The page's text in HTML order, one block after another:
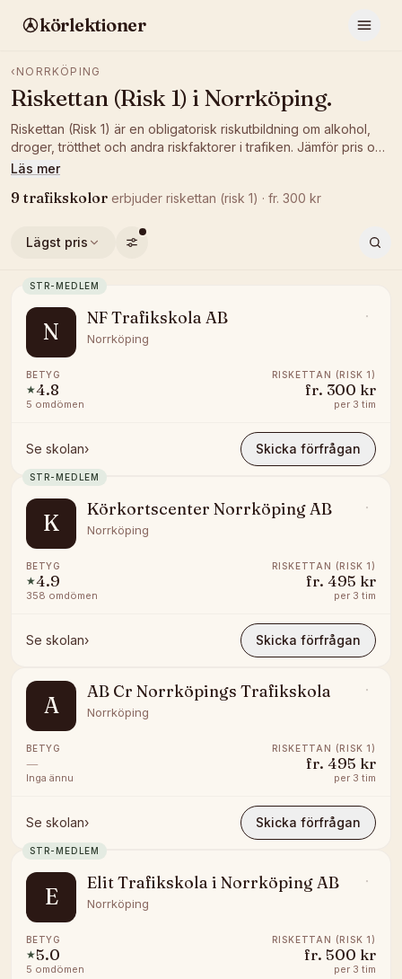
körlektioner
‹ NORRKÖPING
Riskettan (Risk 1) iNorrköping.
Riskettan (Risk 1) är en obligatorisk riskutbildning om alkohol,
droger, trötthet och andra riskfaktorer i trafiken. Jämför pris och
betyg hos trafikskolor i Norrköping som erbjuder Risk 1 och
Läs mer
9 trafikskolor erbjuder riskettan (risk 1) · fr. 300 kr
Lägst pris
STR-MEDLEM
N
NF Trafikskola AB
Norrköping
BETYG
★4.8
5 omdömen
RISKETTAN (RISK 1)
fr. 300 kr
per 3 tim
Se skolan› Skicka förfrågan
STR-MEDLEM
K
Körkortscenter Norrköping AB
Norrköping
BETYG
★4.9
358 omdömen
RISKETTAN (RISK 1)
fr. 495 kr
per 3 tim
Se skolan› Skicka förfrågan
A
AB Cr Norrköpings Trafikskola
Norrköping
BETYG
—
Inga ännu
RISKETTAN (RISK 1)
fr. 495 kr
per 3 tim
Se skolan› Skicka förfrågan
STR-MEDLEM
E
Elit Trafikskola i Norrköping AB
Norrköping
BETYG
★5.0
5 omdömen
RISKETTAN (RISK 1)
fr. 500 kr
per 3 tim